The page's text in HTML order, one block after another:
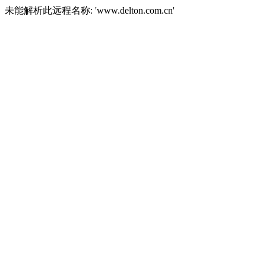
未能解析此远程名称: 'www.delton.com.cn'